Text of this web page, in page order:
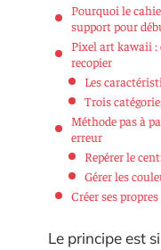
Pourquoi le
support pour
Pixel art kawaii :
recopier
Les
Trois
Méthode pas à
erreur
Repérer le
Gérer les
Créer ses
Le principe est